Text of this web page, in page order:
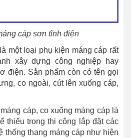
cáp sơn tĩnh điện
là một loại phụ kiện máng cáp rất
xây dựng công nghiệp hay
điện. Sản phẩm còn có tên gọi
co ngoài, cút lên xuống cáp,
cáp, co xuống máng cáp là
thiếu trong thi công lắp đặt các
thống thang máng cáp như hiện